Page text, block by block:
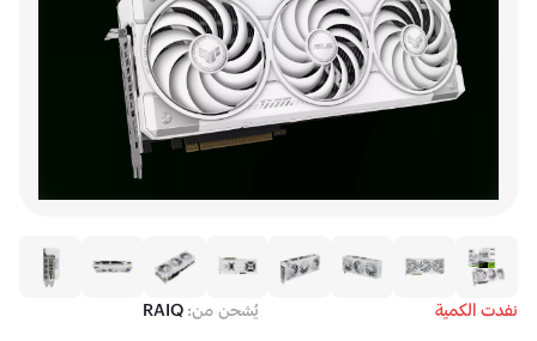
نفدت الكمية يُشحن من: RAIQ